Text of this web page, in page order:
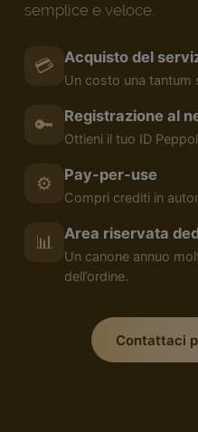
semplice e veloce.
💳 Acquisto del
Un costo una tantum
🔑 Registrazione al
Ottieni il tuo ID
⚙️ Pay-per-use
Compri crediti in
📊 Area riservata
Un canone annuo
dell’ordine.
Contattaci